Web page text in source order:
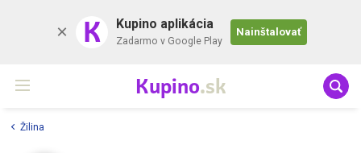
K Kupino aplikácia
Zadarmo v Google Play
Nainštalovať
Kupino.sk
Žilina